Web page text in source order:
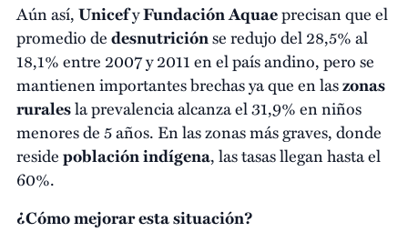
Aún así,UnicefyFundación Aquaeprecisan que el
promedio dedesnutriciónse redujo del 28,5% al
18,1% entre 2007 y 2011 en el país andino, pero se
mantienen importantes brechas ya que en laszonas
ruralesla prevalencia alcanza el 31,9% en niños
menores de 5 años. En las zonas más graves, donde
residepoblación indígena, las tasas llegan hasta el
60%.
¿Cómo mejorar esta situación?